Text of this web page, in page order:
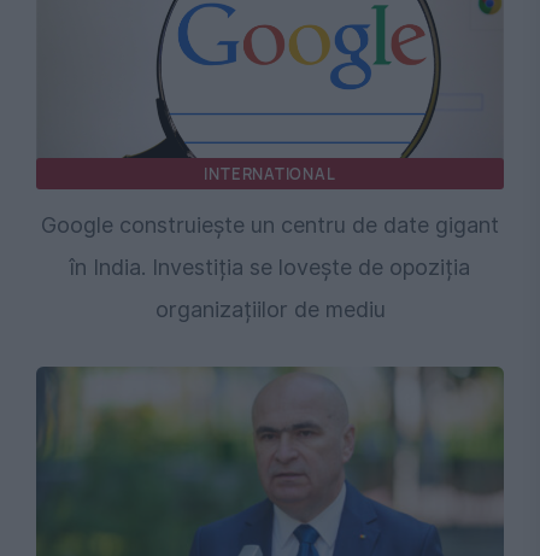
INTERNATIONAL
Google construiește un centru de date gigant
în India. Investiția se lovește de opoziția
organizațiilor de mediu